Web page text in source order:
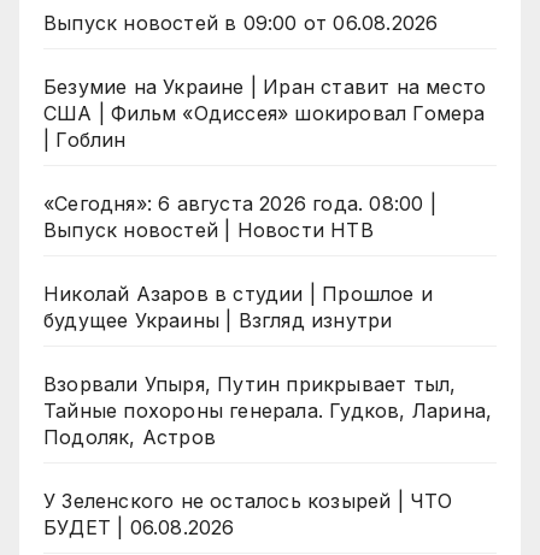
Выпуск новостей в 09:00 от 06.08.2026
Безумие на Украине | Иран ставит на место
США | Фильм «Одиссея» шокировал Гомера
| Гоблин
«Сегодня»: 6 августа 2026 года. 08:00 |
Выпуск новостей | Новости НТВ
Николай Азаров в студии | Прошлое и
будущее Украины | Взгляд изнутри
Взорвали Упыря, Путин прикрывает тыл,
Тайные похороны генерала. Гудков, Ларина,
Подоляк, Астров
У Зеленского не осталось козырей | ЧТО
БУДЕТ | 06.08.2026